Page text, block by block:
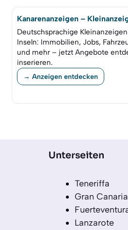
Kanarenanzeigen –
Deutschsprachige
Inseln: Immobilien, Jobs,
und mehr – jetzt Angebote
inserieren.
→ Anzeigen entdecken
Unterseiten
Teneriffa
Gran Canaria
Lanzarote